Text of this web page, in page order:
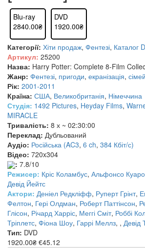
Blu-ray
2840.00₴
DVD
1920.00₴
Категорії: Хіти продаж, Фентезі, Каталог
Артикул: 25200
Назва: Harry Potter: Complete 8-Film
Жанр: Фентезі, пригоди, екранізація,
Рік: 2001-2011
Країна: США, Великобританія, Німеччина
Студія: 1492 Pictures, Heyday Films,
MIRACLE
Тривалість: 8 х ~ 02:30:00
Переклад: Дубльований
Аудіо: Російська (AC3, 6 ch, 384 Кбіт/с)
Відео: 720x304
: 7.8/10
Режисер: Кріс Коламбус, Альфонсо
Девід Йейтс
Актори: Деніел Редкліфф, Руперт Грінт,
Фелтон, Гері Олдман, Роберт Паттінсон,
Глісон, Річард Харріс, Меггі Сміт, Роббі
Тріплетс, Фіона Шоу, Гаррі Меллз, , Девід
Тип: DVD
1920.00₴ €45.12